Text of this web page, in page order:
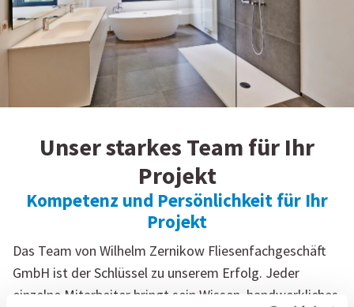
Unser starkes Team für Ihr
Projekt
Kompetenz und Persönlichkeit für Ihr
Projekt
Das Team von Wilhelm Zernikow Fliesenfachgeschäft
GmbH ist der Schlüssel zu unserem Erfolg. Jeder
einzelne Mitarbeiter bringt sein Wissen, handwerkliches